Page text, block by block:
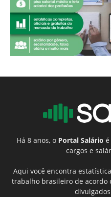
Há 8 anos, o Portal Salário
cargos e
Aqui você encontra
trabalho brasileiro de acordo